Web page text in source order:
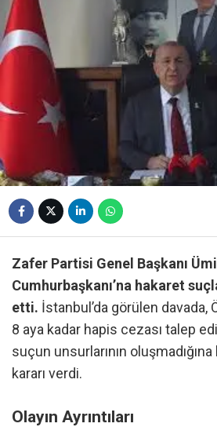
Zafer Partisi Genel Başkanı
Cumhurbaşkanı’na hakaret
etti. İstanbul’da görülen davada,
8 aya kadar hapis cezası talep
suçun unsurlarının
kararı verdi.
Olayın Ayrıntıları